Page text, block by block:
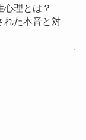
心理とは？
れた本音と対